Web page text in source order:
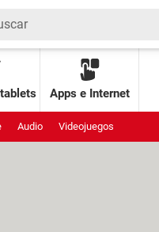
Apps e Internet
Audio Videojuegos